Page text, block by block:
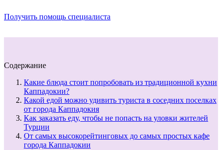
Получить помощь специалиста
Содержание
Какие блюда стоит попробовать из традиционной кухни
Каппадокии?
Какой едой можно удивить туриста в соседних поселках
от города Каппадокия
Как заказать еду, чтобы не попасть на уловки жителей
Турции
От самых высокорейтинговых до самых простых кафе
города Каппадокии